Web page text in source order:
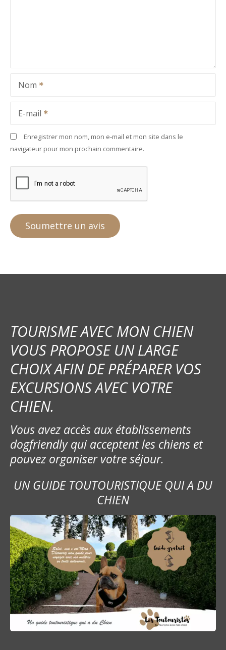
Nom
E-mail
Enregistrer mon nom, mon e-mail et mon site dans le
navigateur pour mon prochain commentaire.
TOURISME AVEC MON CHIEN
VOUS PROPOSE UN LARGE
CHOIX AFIN DE PRÉPARER VOS
EXCURSIONS AVEC VOTRE
CHIEN.
Vous avez accès aux établissements
dogfriendly qui acceptent les chiens et
pouvez organiser votre séjour.
UN GUIDE TOUTOURISTIQUE QUI A DU
CHIEN